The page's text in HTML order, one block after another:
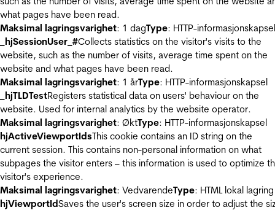
what pages have been read.
Maksimal lagringsvarighet: 1 dagType: HTTP-informasjonskapsel
_hjSessionUser_#Collects statistics on the visitor's visits to the
website, such as the number of visits, average time spent on the
website and what pages have been read.
Maksimal lagringsvarighet: 1 årType: HTTP-informasjonskapsel
_hjTLDTestRegisters statistical data on users' behaviour on the
website. Used for internal analytics by the website operator.
Maksimal lagringsvarighet: ØktType: HTTP-informasjonskapsel
hjActiveViewportIdsThis cookie contains an ID string on the
current session. This contains non-personal information on what
subpages the visitor enters – this information is used to optimize
visitor's experience.
Maksimal lagringsvarighet: VedvarendeType: HTML lokal lagring
hjViewportIdSaves the user's screen size in order to adjust the